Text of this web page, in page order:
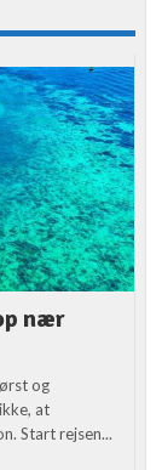
nær
og
at
Start rejsen...